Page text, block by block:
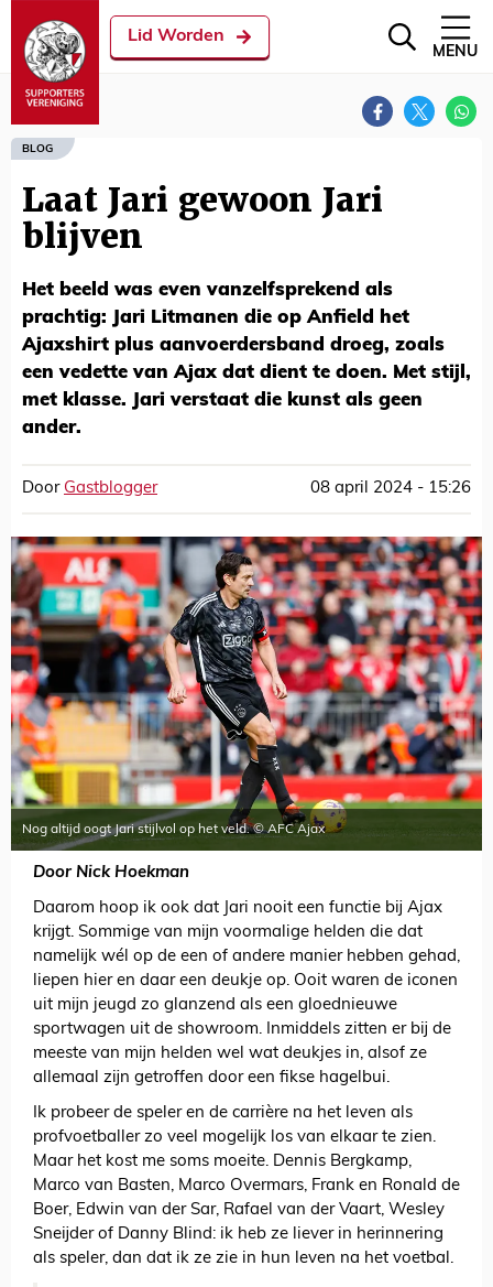
Lid Worden
MENU
BLOG
Laat Jari gewoon Jari
blijven
Het beeld was even vanzelfsprekend als
prachtig: Jari Litmanen die op Anfield het
Ajaxshirt plus aanvoerdersband droeg, zoals
een vedette van Ajax dat dient te doen. Met stijl,
met klasse. Jari verstaat die kunst als geen
ander.
Door Gastblogger 08 april 2024 - 15:26
Nog altijd oogt Jari stijlvol op het veld. © AFC Ajax
Door Nick Hoekman
Daarom hoop ik ook dat Jari nooit een functie bij Ajax
krijgt. Sommige van mijn voormalige helden die dat
namelijk wél op de een of andere manier hebben gehad,
liepen hier en daar een deukje op. Ooit waren de iconen
uit mijn jeugd zo glanzend als een gloednieuwe
sportwagen uit de showroom. Inmiddels zitten er bij de
meeste van mijn helden wel wat deukjes in, alsof ze
allemaal zijn getroffen door een fikse hagelbui.
Ik probeer de speler en de carrière na het leven als
profvoetballer zo veel mogelijk los van elkaar te zien.
Maar het kost me soms moeite. Dennis Bergkamp,
Marco van Basten, Marco Overmars, Frank en Ronald de
Boer, Edwin van der Sar, Rafael van der Vaart, Wesley
Sneijder of Danny Blind: ik heb ze liever in herinnering
als speler, dan dat ik ze zie in hun leven na het voetbal.